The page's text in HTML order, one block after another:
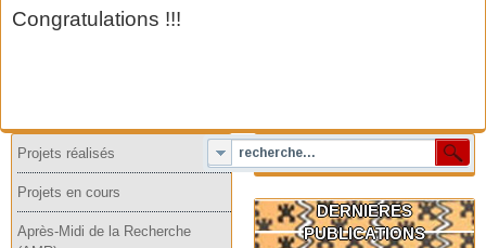
Congratulations !!!
Projets réalisés
Projets en cours
Après-Midi de la Recherche
DERNIERES
PUBLICATIONS